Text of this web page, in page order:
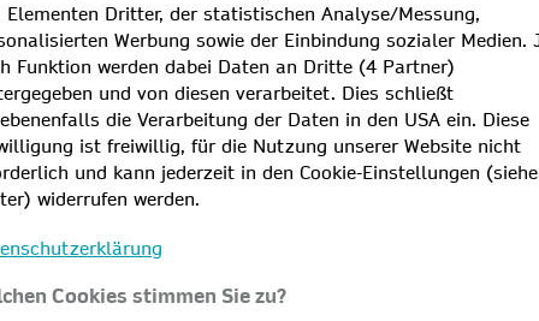
hier Störungen und
zu geplanten
vorliegt, können Sie auf der
Elementen Dritter, der statistischen Analyse/Messung,
Werbung sowie der Einbindung sozialer Medien.
Funktion werden dabei Daten an Dritte (4 Partner)
und von diesen verarbeitet. Dies schließt
die Verarbeitung der Daten in den USA ein. Diese
ist freiwillig, für die Nutzung unserer Website nicht
und kann jederzeit in den Cookie-Einstellungen (siehe
widerrufen werden.
Cookies stimmen Sie zu?